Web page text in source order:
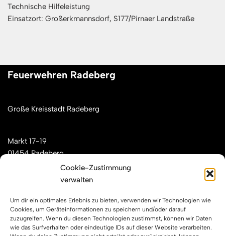
Cookie-Zustimmung
verwalten
Um dir ein optimales Erlebnis zu bieten, verwenden wir Technologien wie
Cookies, um Geräteinformationen zu speichern und/oder darauf
zuzugreifen. Wenn du diesen Technologien zustimmst, können wir Daten
wie das Surfverhalten oder eindeutige IDs auf dieser Website verarbeiten.
Technische Hilfeleistung
Einsatzort: Großerkmannsdorf, S177/Pirnaer Landstraße
Feuerwehren Radeberg
Große Kreisstadt Radeberg
Markt 17-19
01454 Radeberg
Mail: kontakt[at]feuerwehren-radeberg.de
Feuerwehren Radeberg im Internet